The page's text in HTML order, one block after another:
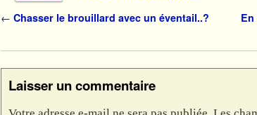
Navigation des articles
← Chasser le brouillard avec un éventail..?
Laisser un commentaire